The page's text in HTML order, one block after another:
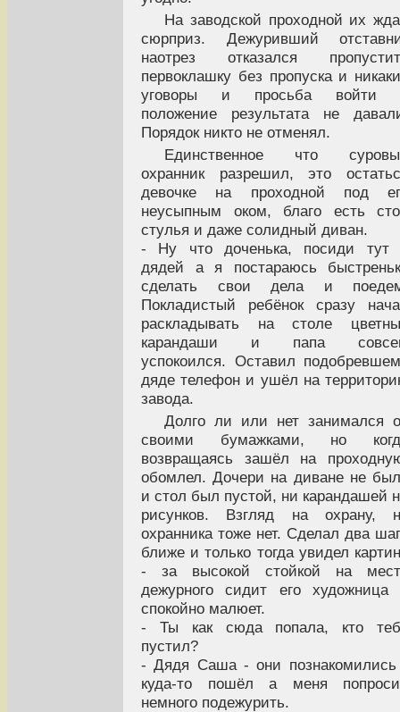
На заводской проходной их
сюрприз. Дежуривший
наотрез отказался
первоклашку без пропуска и
уговоры и просьба войти
положение результата не
Порядок никто не отменял.
Единственное что
охранник разрешил, это
девочке на проходной под
неусыпным оком, благо есть
стулья и даже солидный диван.
- Ну что доченька, посиди тут
дядей а я постараюсь
сделать свои дела и
Покладистый ребёнок сразу
раскладывать на столе
карандаши и папа
успокоился. Оставил
дяде телефон и ушёл на
завода.
Долго ли или нет занимался
своими бумажками, но
возвращаясь зашёл на
обомлел. Дочери на диване не
и стол был пустой, ни карандашей
рисунков. Взгляд на охрану,
охранника тоже нет. Сделал два
ближе и только тогда увидел
- за высокой стойкой на
дежурного сидит его художница
спокойно малюет.
- Ты как сюда попала, кто
пустил?
- Дядя Саша - они
куда-то пошёл а меня
немного подежурить.